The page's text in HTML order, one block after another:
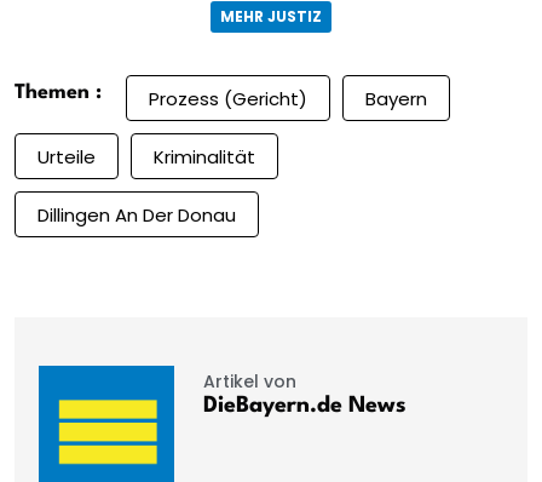
MEHR JUSTIZ
Themen : Prozess (Gericht) Bayern
Urteile Kriminalität
Dillingen An Der Donau
Artikel von
DieBayern.de News